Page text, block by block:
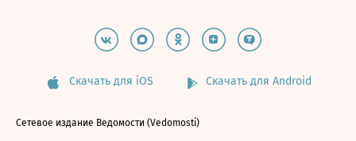
Скачать для iOS Скачать для Android
Сетевое издание Ведомости (Vedomosti)